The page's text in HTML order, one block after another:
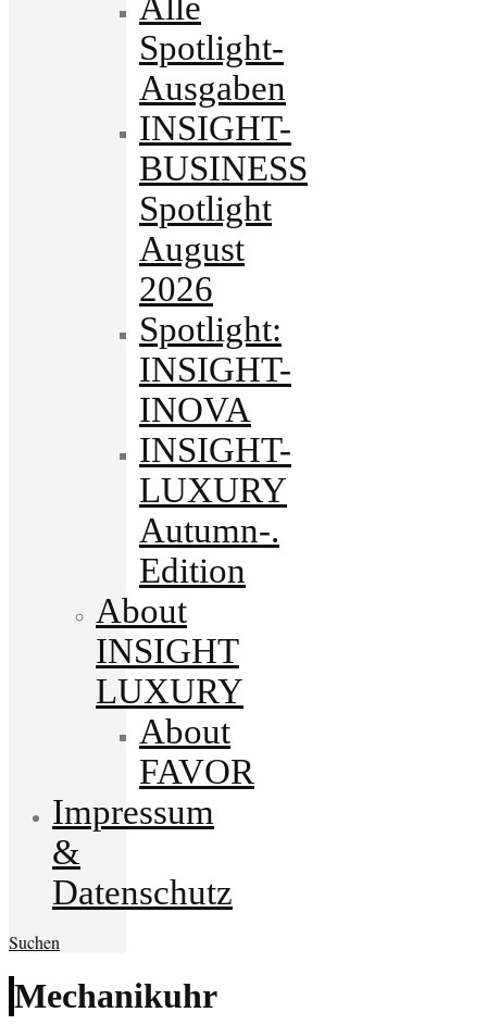
Spotlight-
Ausgaben
INSIGHT-
BUSINESS
Spotlight
August
2026
Spotlight:
INSIGHT-
INOVA
INSIGHT-
LUXURY
Autumn-.
Edition
About
INSIGHT
LUXURY
About
FAVOR
Impressum
&
Datenschutz
Suchen
Mechanikuhr